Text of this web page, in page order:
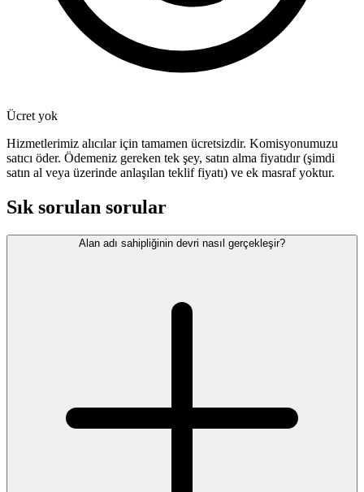
Ücret yok
Hizmetlerimiz alıcılar için tamamen ücretsizdir. Komisyonumuzu
satıcı öder. Ödemeniz gereken tek şey, satın alma fiyatıdır (şimdi
satın al veya üzerinde anlaşılan teklif fiyatı) ve ek masraf yoktur.
Sık sorulan sorular
Alan adı sahipliğinin devri nasıl gerçekleşir?